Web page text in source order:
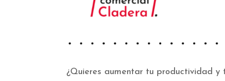
¿Quieres aumentar tu productividad